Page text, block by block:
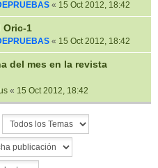
« 15 Oct 2012, 18:42
Oric-1
« 15 Oct 2012, 18:42
del mes en la revista
« 15 Oct 2012, 18:42